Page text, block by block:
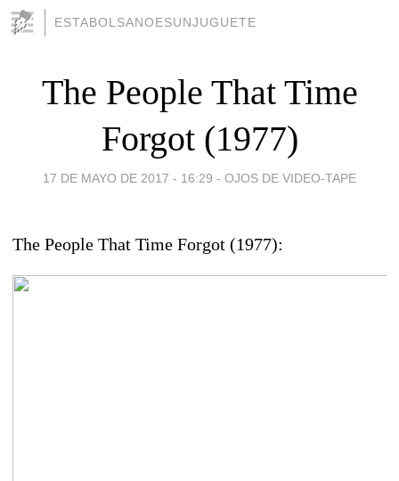
ESTABOLSANOESUNJUGUETE
The People That Time
Forgot (1977)
17 DE MAYO DE 2017 - 16:29 - OJOS DE VIDEO-TAPE
The People That Time Forgot (1977):